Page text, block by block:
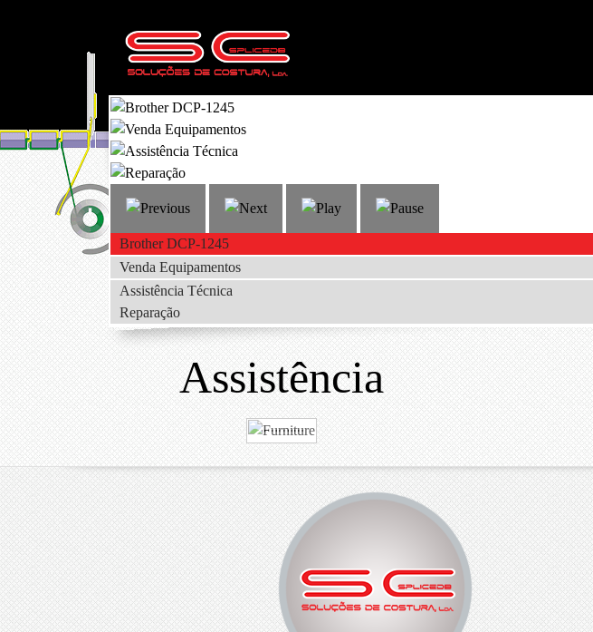
Brother DCP-1245
Venda Equipamentos
Assistência Técnica
Reparação
Assistência